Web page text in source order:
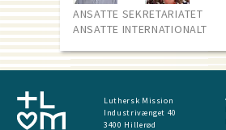
ANSATTE SEKRETARIATET
ANSATTE INTERNATIONALT
Luthersk Mission
Industrivænget 40
3400 Hillerød